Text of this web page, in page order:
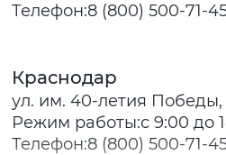
Телефон:8 (800) 500-71-
Краснодар
ул. им. 40-летия Победы,
Режим работы:с 9:00 до
Телефон:8 (800) 500-71-